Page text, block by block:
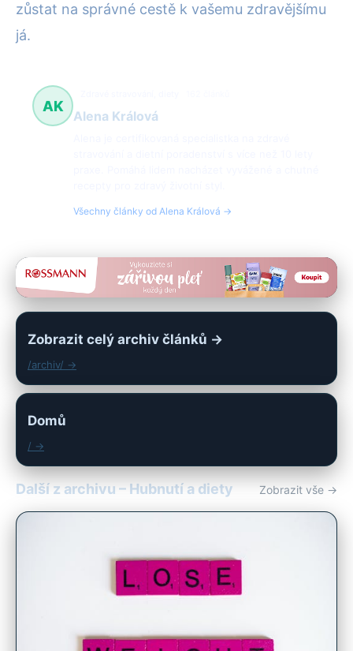
zůstat na správné cestě k vašemu zdravějšímu
já.
AK
Alena Králová
Všechny články od Alena Králová →
Zobrazit celý archiv článků →
/archiv/ →
Domů
/ →
Další z archivu – Hubnutí a diety Zobrazit vše →